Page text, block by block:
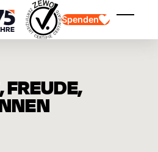
Spenden
FREUDE,